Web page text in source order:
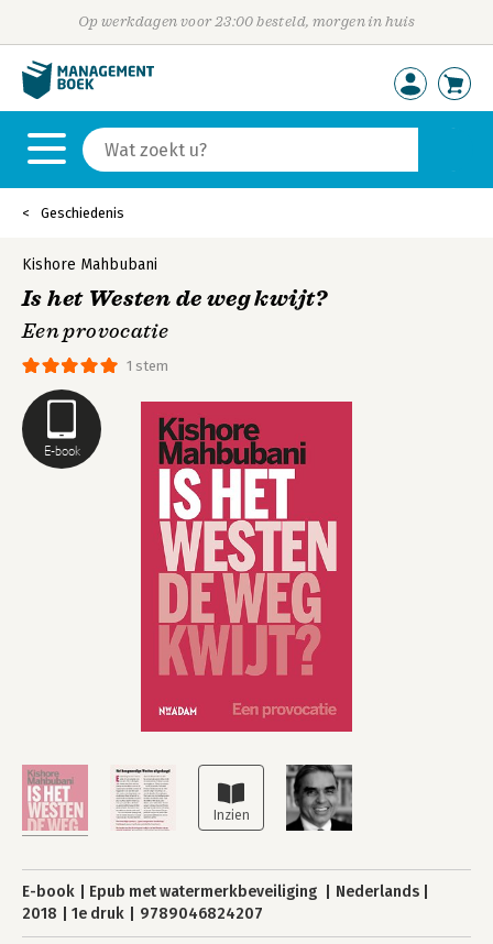
Op werkdagen voor 23:00 besteld, morgen in huis
Geschiedenis
E-book
1 stem
Kishore Mahbubani
Is het Westen de weg kwijt?
Een provocatie
E-book Epub met watermerkbeveiliging
Nederlands
2018
1e druk 9789046824207